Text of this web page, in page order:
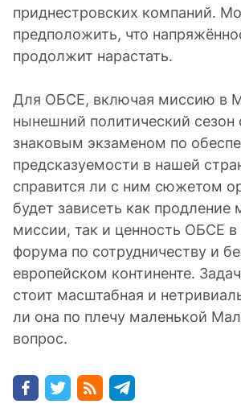
приднестровских компаний.
предположить, что
продолжит нарастать.
Для ОБСЕ, включая миссию в
нынешний политический сезон
знаковым экзаменом по
предсказуемости в нашей
справится ли с ним сюжетом
будет зависеть как продление
миссии, так и ценность ОБСЕ
форума по сотрудничеству и
европейском континенте.
стоит масштабная и
ли она по плечу маленькой
вопрос.